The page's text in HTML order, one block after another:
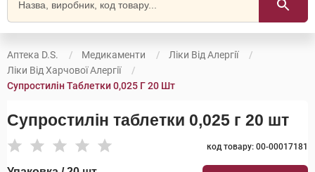
Аптека D.S. Медикаменти
Ліки Від Алергії
Ліки Від Харчової Алергії
Супростилін Таблетки 0,025 Г 20 Шт
Супростилін таблетки 0,025 г 20 шт
код товару: 00-00017181